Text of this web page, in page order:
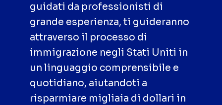
guidati da professionisti di
grande esperienza, ti guideranno
attraverso il processo di
immigrazione negli Stati Uniti in
un linguaggio comprensibile e
quotidiano, aiutandoti a
risparmiare migliaia di dollari in